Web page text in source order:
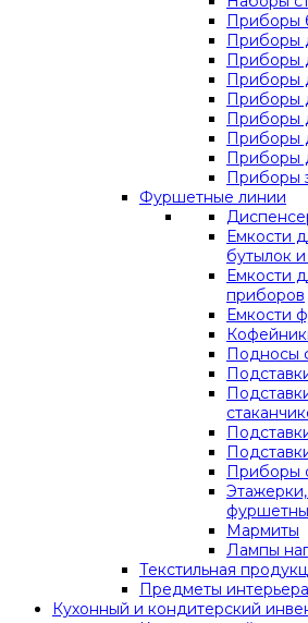
Приборы
Приборы
Приборы
Приборы
Приборы
Приборы
Приборы
Приборы
Приборы
Фуршетные линии
Емкости
бутылок
Емкости
приборов
Емкости
Подносы
Приборы
Мармиты
Лампы
Текстильная
Предметы интерьера
Кухонный и кондитерский